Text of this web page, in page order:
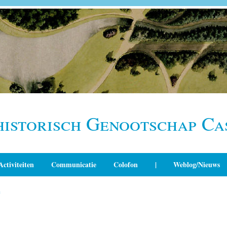
Genootschap
Communicatie Colofon | Weblog/Nieuws